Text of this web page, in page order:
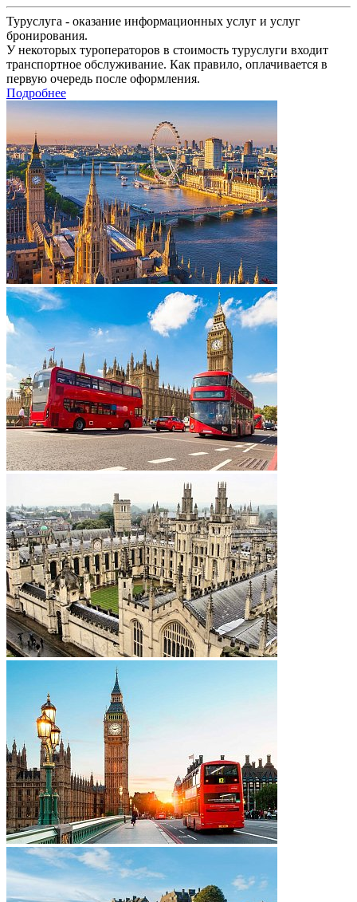
Туруслуга - оказание информационных услуг и услуг
бронирования.
У некоторых туроператоров в стоимость туруслуги входит
транспортное обслуживание. Как правило, оплачивается в
первую очередь после оформления.
Подробнее